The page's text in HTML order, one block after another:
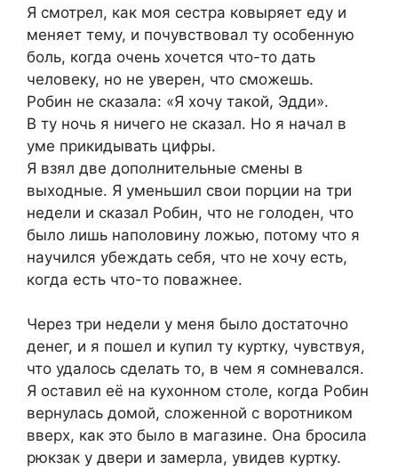
Я смотрел, как моя сестра ковыряет еду и
меняет тему, и почувствовал ту особенную
боль, когда очень хочется что-то дать
человеку, но не уверен, что сможешь.
Робин не сказала: «Я хочу такой, Эдди».
В ту ночь я ничего не сказал. Но я начал в
уме прикидывать цифры.
Я взял две дополнительные смены в
выходные. Я уменьшил свои порции на три
недели и сказал Робин, что не голоден, что
было лишь наполовину ложью, потому что я
научился убеждать себя, что не хочу есть,
когда есть что-то поважнее.
Через три недели у меня было достаточно
денег, и я пошел и купил ту куртку, чувствуя,
что удалось сделать то, в чем я сомневался.
Я оставил её на кухонном столе, когда Робин
вернулась домой, сложенной с воротником
вверх, как это было в магазине. Она бросила
рюкзак у двери и замерла, увидев куртку.